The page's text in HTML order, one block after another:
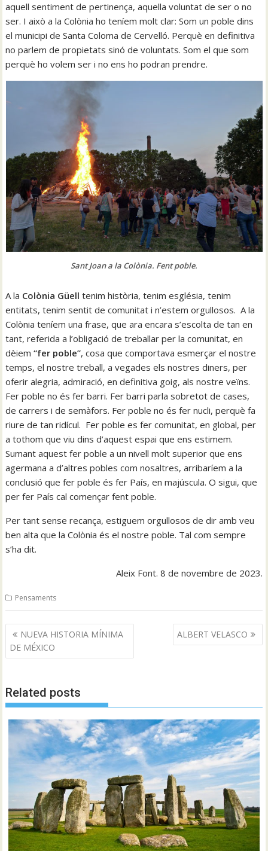
aquell sentiment de pertinença, aquella voluntat de ser o no
ser. I això a la Colònia ho teníem molt clar: Som un poble dins
el municipi de Santa Coloma de Cervelló. Perquè en definitiva
no parlem de propietats sinó de voluntats. Som el que som
perquè ho volem ser i no ens ho podran prendre.
Sant Joan a la Colònia. Fent poble.
A la Colònia Güell tenim història, tenim església, tenim
entitats, tenim sentit de comunitat i n’estem orgullosos. A la
Colònia teníem una frase, que ara encara s’escolta de tan en
tant, referida a l’obligació de treballar per la comunitat, en
dèiem“fer poble”, cosa que comportava esmerçar el nostre
temps, el nostre treball, a vegades els nostres diners, per
oferir alegria, admiració, en definitiva goig, als nostre veïns.
Fer poble no és fer barri. Fer barri parla sobretot de cases,
de carrers i de semàfors. Fer poble no és fer nucli, perquè fa
riure de tan ridícul. Fer poble es fer comunitat, en global, per
a tothom que viu dins d’aquest espai que ens estimem.
Sumant aquest fer poble a un nivell molt superior que ens
agermana a d’altres pobles com nosaltres, arribaríem a la
conclusió que fer poble és fer País, en majúscula. O sigui, que
per fer País cal començar fent poble.
Per tant sense recança, estiguem orgullosos de dir amb veu
ben alta que la Colònia és el nostre poble. Tal com sempre
s’ha dit.
Aleix Font. 8 de novembre de 2023.
Pensaments
Navegació
d'entrades
NUEVA HISTORIA MÍNIMA
DE MÉXICO
ALBERT VELASCO
Related posts